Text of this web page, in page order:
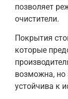
позволяет
очистители.
Покрытия
которые
возможна, но
устойчива к